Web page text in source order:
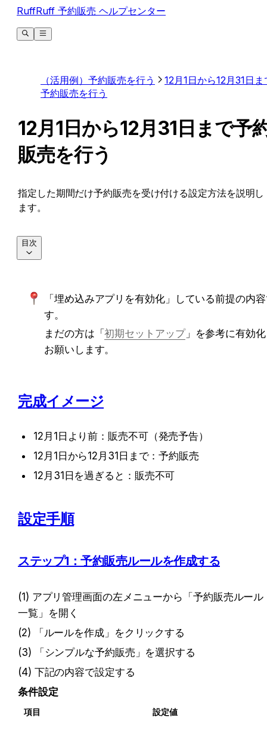
RuffRuff 予約販売 ヘルプセンター
（活用例）予約販売を行う
12月1日から12月31日ま
予約販売を行う
12月1日から12月31日まで予
販売を行う
指定した期間だけ予約販売を受け付ける設定方法を説明し
ます。
「埋め込みアプリを有効化」している前提の内
す。
まだの方は「初期セットアップ」を参考に有効
お願いします。
完成イメージ
12月1日より前：販売不可（発売予告）
12月1日から12月31日まで：予約販売
12月31日を過ぎると：販売不可
設定手順
ステップ1：予約販売ルールを作成する
(1) アプリ管理画面の左メニューから「予約販売ルール
一覧」を開く
(2) 「ルールを作成」をクリックする
(3) 「シンプルな予約販売」を選択する
(4) 下記の内容で設定する
条件設定
項目 設定値
目次